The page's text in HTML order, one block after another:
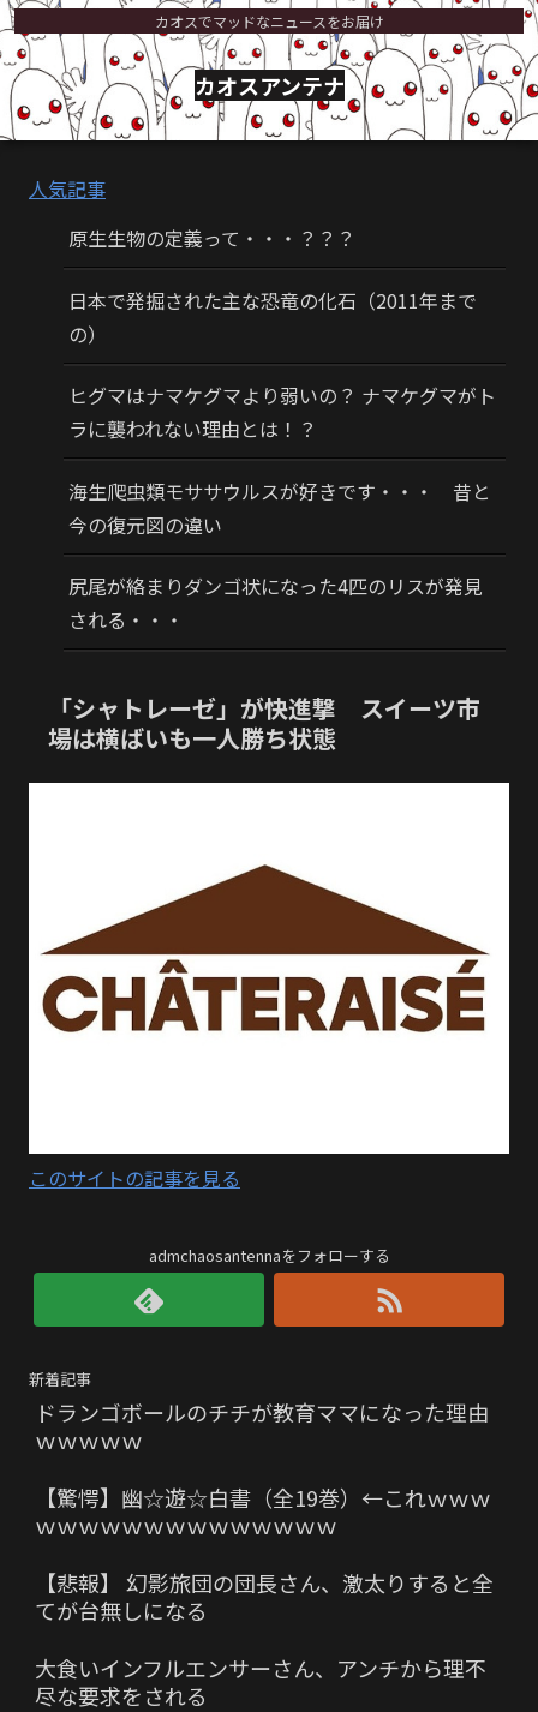
カオスでマッドなニュースをお届け
カオスアンテナ
人気記事
原生生物の定義って・・・？？？
日本で発掘された主な恐竜の化石（2011年まで
の）
ヒグマはナマケグマより弱いの？ ナマケグマがト
ラに襲われない理由とは！？
海生爬虫類モササウルスが好きです・・・ 昔と
今の復元図の違い
尻尾が絡まりダンゴ状になった4匹のリスが発見
される・・・
「シャトレーゼ」が快進撃 スイーツ市
場は横ばいも一人勝ち状態
このサイトの記事を見る
admchaosantennaをフォローする
新着記事
ドランゴボールのチチが教育ママになった理由
ｗｗｗｗｗ
【驚愕】幽☆遊☆白書（全19巻）←これｗｗｗ
ｗｗｗｗｗｗｗｗｗｗｗｗｗｗ
【悲報】 幻影旅団の団長さん、激太りすると全
てが台無しになる
大食いインフルエンサーさん、アンチから理不
尽な要求をされる